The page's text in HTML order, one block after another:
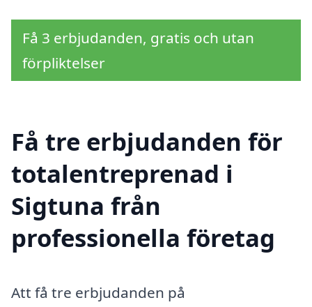
Få 3 erbjudanden, gratis och utan
förpliktelser
Få tre erbjudanden för
totalentreprenad i
Sigtuna från
professionella företag
Att få tre erbjudanden på